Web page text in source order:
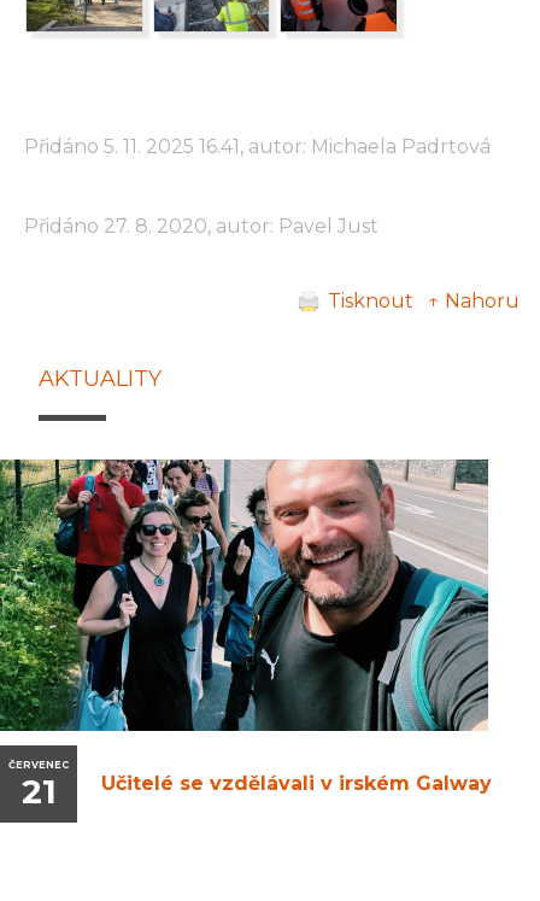
Přidáno 5. 11. 2025 16.41, autor: Michaela Padrtová
Přidáno 27. 8. 2020, autor: Pavel Just
Tisknout ↑ Nahoru
AKTUALITY
ČERVENEC
21 Učitelé se vzdělávali v irském Galway